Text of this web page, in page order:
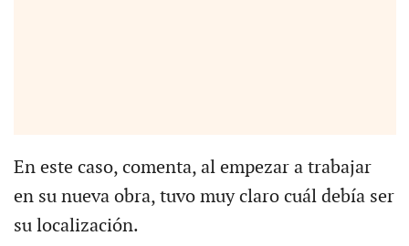
En este caso, comenta, al empezar a trabajar
en su nueva obra, tuvo muy claro cuál debía ser
su localización.